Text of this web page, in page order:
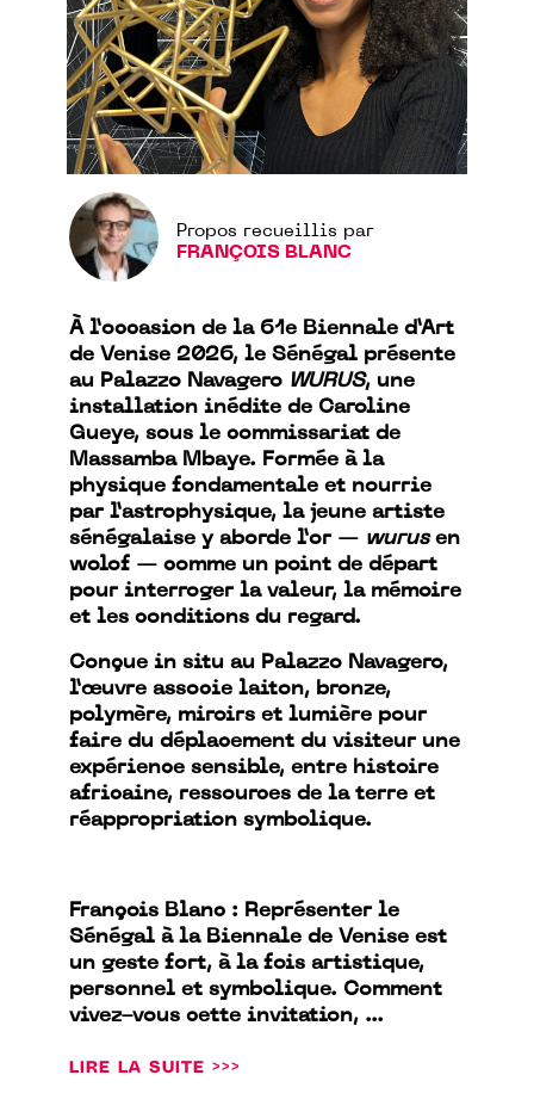
Propos recueillis par
FRANÇOIS BLANC
À l’occasion de la 61e Biennale d’Art
de Venise 2026, le Sénégal présente
au Palazzo Navagero WURUS, une
installation inédite de Caroline
Gueye, sous le commissariat de
Massamba Mbaye. Formée à la
physique fondamentale et nourrie
par l’astrophysique, la jeune artiste
sénégalaise y aborde l’or — wurusen
wolof — comme un point de départ
pour interroger la valeur, la mémoire
et les conditions du regard.
Conçue in situ au Palazzo Navagero,
l’œuvre associe laiton, bronze,
polymère, miroirs et lumière pour
faire du déplacement du visiteur une
expérience sensible, entre histoire
africaine, ressources de la terre et
réappropriation symbolique.
François Blanc : Représenter le
Sénégal à la Biennale de Venise est
un geste fort, à la fois artistique,
personnel et symbolique. Comment
vivez-vous cette invitation, ...
LIRE LA SUITE >>>